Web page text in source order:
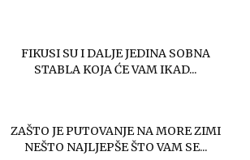
FIKUSI SU I DALJE JEDINA SOBNA
STABLA KOJA ĆE VAM IKAD...
ZAŠTO JE PUTOVANJE NA MORE ZIMI
NEŠTO NAJLJEPŠE ŠTO VAM SE...